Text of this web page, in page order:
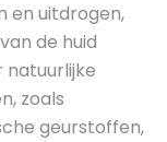
en uitdrogen,
de huid
natuurlijke
zoals
geurstoffen,